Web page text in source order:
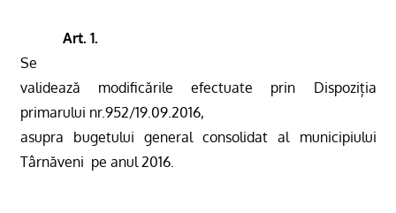
Art. 1.
Se
validează modificările efectuate prin Dispoziția
primarului nr.952/19.09.2016,
asupra bugetului general consolidat al municipiului
Târnăveni pe anul 2016.